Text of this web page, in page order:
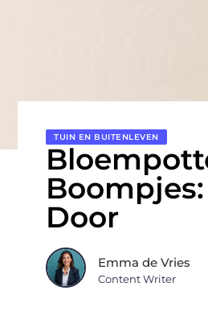
TUIN EN BUITENLEVEN
Door
Emma de Vries
Content Writer